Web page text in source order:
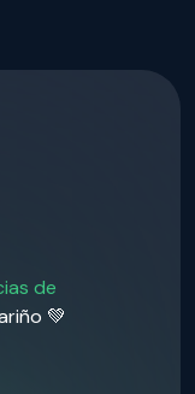
de
💚